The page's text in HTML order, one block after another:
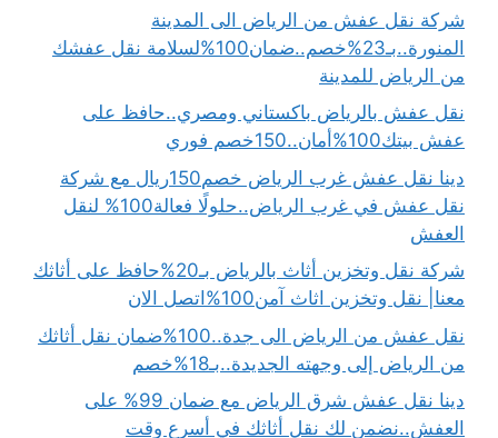
شركة نقل عفش من الرياض الى المدينة
المنورة..بـ23%خصم..ضمان100%لسلامة نقل عفشك
من الرياض للمدينة
نقل عفش بالرياض باكستاني ومصري..حافظ على
عفش بيتك100%أمان..150خصم فوري
دينا نقل عفش غرب الرياض خصم150ريال مع شركة
نقل عفش في غرب الرياض..حلولًا فعالة100% لنقل
العفش
شركة نقل وتخزين أثاث بالرياض بـ20%حافظ على أثاثك
معنا| نقل وتخزين اثاث آمن100%اتصل الان
نقل عفش من الرياض الى جدة..100%ضمان نقل أثاثك
من الرياض إلى وجهته الجديدة..بـ18%خصم
دينا نقل عفش شرق الرياض مع ضمان 99% على
العفش..نضمن لك نقل أثاثك في أسرع وقت